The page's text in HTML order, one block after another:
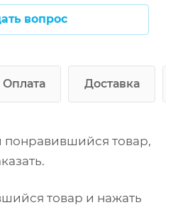
вопрос
Оплата Доставка
понравившийся товар,
товар и нажать